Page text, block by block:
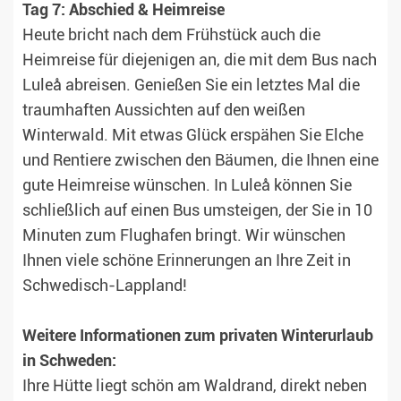
Tag 7: Abschied & Heimreise
Heute bricht nach dem Frühstück auch die
Heimreise für diejenigen an, die mit dem Bus nach
Luleå abreisen. Genießen Sie ein letztes Mal die
traumhaften Aussichten auf den weißen
Winterwald. Mit etwas Glück erspähen Sie Elche
und Rentiere zwischen den Bäumen, die Ihnen eine
gute Heimreise wünschen. In Luleå können Sie
schließlich auf einen Bus umsteigen, der Sie in 10
Minuten zum Flughafen bringt. Wir wünschen
Ihnen viele schöne Erinnerungen an Ihre Zeit in
Schwedisch-Lappland!
Weitere Informationen zum privaten Winterurlaub
in Schweden:
Ihre Hütte liegt schön am Waldrand, direkt neben